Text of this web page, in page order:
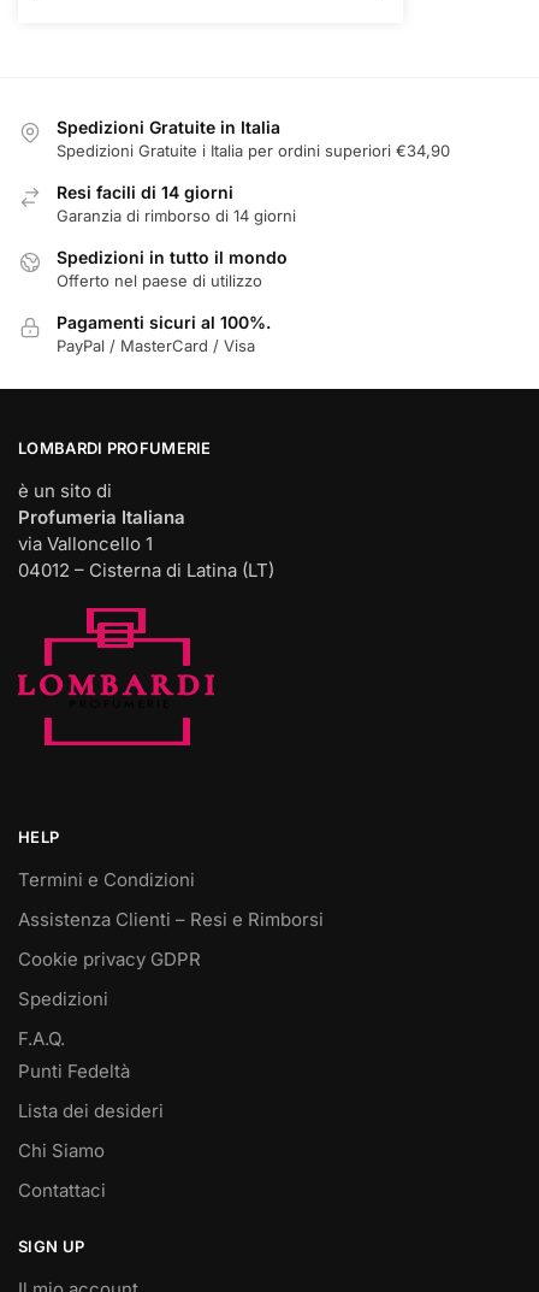
del
Spedizioni Gratuite in Italia
Spedizioni Gratuite i Italia per ordini superiori €34,90
Resi facili di 14 giorni
Garanzia di rimborso di 14 giorni
Spedizioni in tutto il mondo
Offerto nel paese di utilizzo
Pagamenti sicuri al 100%.
PayPal / MasterCard / Visa
LOMBARDI PROFUMERIE
è un sito di
Profumeria Italiana
via Valloncello 1
04012 – Cisterna di Latina (LT)
HELP
Termini e Condizioni
Assistenza Clienti – Resi e Rimborsi
Cookie privacy GDPR
Spedizioni
F.A.Q.
Punti Fedeltà
Lista dei desideri
Chi Siamo
Contattaci
SIGN UP